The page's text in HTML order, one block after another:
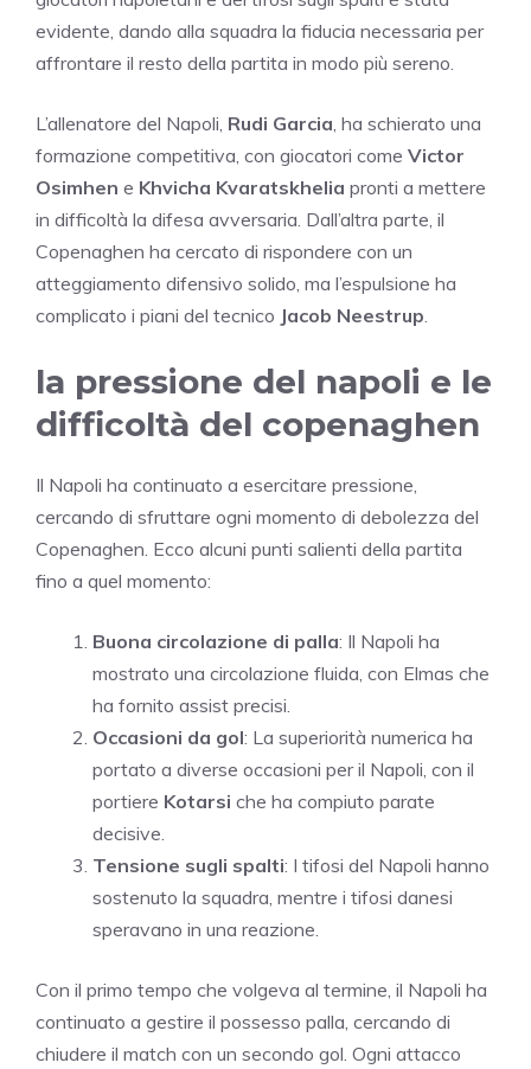
evidente, dando alla squadra la fiducia necessaria per
affrontare il resto della partita in modo più sereno.
L’allenatore del Napoli, Rudi Garcia , ha schierato una
formazione competitiva, con giocatori come Victor
Osimhen e Khvicha Kvaratskhelia pronti a mettere
in difficoltà la difesa avversaria. Dall’altra parte, il
Copenaghen ha cercato di rispondere con un
atteggiamento difensivo solido, ma l’espulsione ha
complicato i piani del tecnico Jacob Neestrup
la pressione del napoli e le
difficoltà del copenaghen
Il Napoli ha continuato a esercitare pressione,
cercando di sfruttare ogni momento di debolezza del
Copenaghen. Ecco alcuni punti salienti della partita
fino a quel momento:
Buona circolazione di palla: Il Napoli ha
mostrato una circolazione fluida, con Elmas che
ha fornito assist precisi.
Occasioni da gol: La superiorità numerica ha
portato a diverse occasioni per il Napoli, con il
portiere Kotarsi che ha compiuto parate
decisive.
Tensione sugli spalti: I tifosi del Napoli hanno
sostenuto la squadra, mentre i tifosi danesi
speravano in una reazione.
Con il primo tempo che volgeva al termine, il Napoli ha
continuato a gestire il possesso palla, cercando di
chiudere il match con un secondo gol. Ogni attacco